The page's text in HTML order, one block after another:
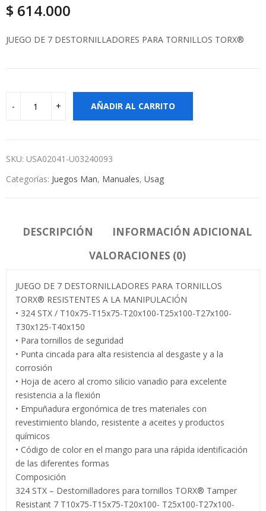
$ 614.000
JUEGO DE 7 DESTORNILLADORES PARA TORNILLOS TORX®
AÑADIR AL CARRITO
SKU: USA02041-U03240093
Categorías: Juegos Man, Manuales, Usag
DESCRIPCIÓN
INFORMACIÓN ADICIONAL
VALORACIONES (0)
JUEGO DE 7 DESTORNILLADORES PARA TORNILLOS
TORX® RESISTENTES A LA MANIPULACIÓN
• 324 STX / T10x75-T15x75-T20x100-T25x100-T27x100-
T30x125-T40x150
• Para tornillos de seguridad
• Punta cincada para alta resistencia al desgaste y a la
corrosión
• Hoja de acero al cromo silicio vanadio para excelente
resistencia a la flexión
• Empuñadura ergonómica de tres materiales con
revestimiento blando, resistente a aceites y productos
químicos
• Código de color en el mango para una rápida identificación
de las diferentes formas
Composición
324 STX – Destornilladores para tornillos TORX® Tamper
Resistant 7 T10x75-T15x75-T20x100- T25x100-T27x100-